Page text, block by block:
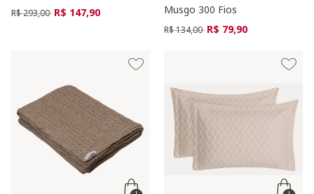
Preço reduzido de
R$ 293,00 para
R$ 147,90
Musgo 300 Fios
Preço reduzido de
R$ 134,00 para
R$ 79,90